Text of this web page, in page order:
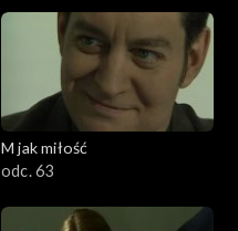
M jak miłość
odc. 63